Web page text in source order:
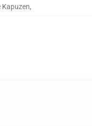
Kapuzen,